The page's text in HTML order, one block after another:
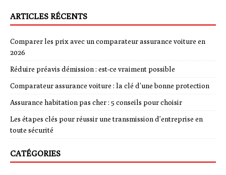
ARTICLES RÉCENTS
Comparer les prix avec un comparateur assurance voiture en
2026
Réduire préavis démission : est-ce vraiment possible
Comparateur assurance voiture : la clé d’une bonne protection
Assurance habitation pas cher : 5 conseils pour choisir
Les étapes clés pour réussir une transmission d’entreprise en
toute sécurité
CATÉGORIES